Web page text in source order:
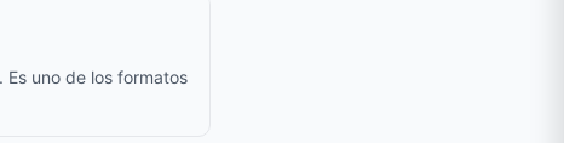
uno de los formatos